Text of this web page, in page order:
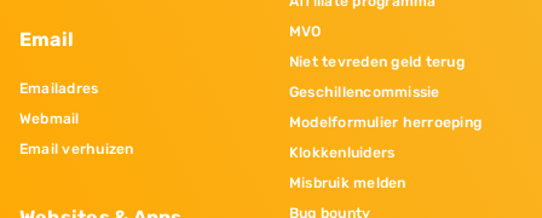
Email
Emailadres
Webmail
Email verhuizen
MVO
Niet tevreden geld terug
Geschillencommissie
Modelformulier herroeping
Klokkenluiders
Misbruik melden
Bug bounty